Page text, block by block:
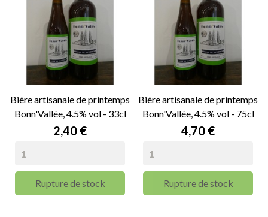
Bière artisanale de printemps
Bonn'Vallée, 4.5% vol - 33cl
Prix
2,40 €
Rupture de stock
Bière artisanale de printemps
Bonn'Vallée, 4.5% vol - 75cl
Prix
4,70 €
Rupture de stock